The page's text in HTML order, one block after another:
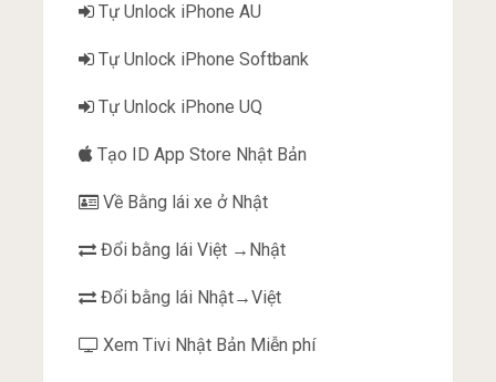
Tự Unlock iPhone AU
Tự Unlock iPhone Softbank
Tự Unlock iPhone UQ
Tạo ID App Store Nhật Bản
Về Bằng lái xe ở Nhật
Đổi bằng lái Việt →Nhật
Đổi bằng lái Nhật→Việt
Xem Tivi Nhật Bản Miễn phí